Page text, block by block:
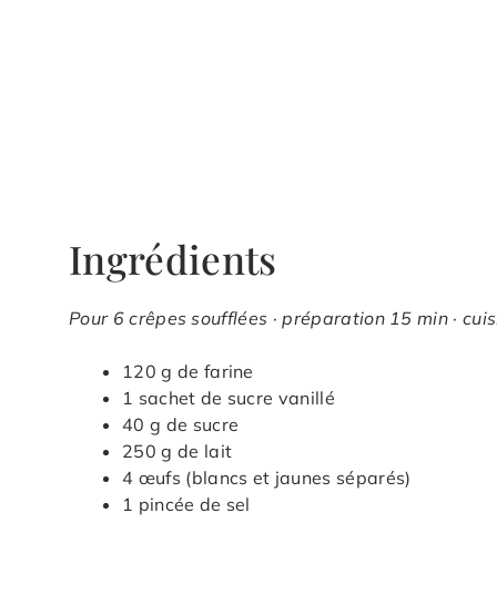
Ingrédients
Pour 6 crêpes soufflées · préparation 15 min ·
120 g de farine
1 sachet de sucre vanillé
40 g de sucre
250 g de lait
4 œufs (blancs et jaunes séparés)
1 pincée de sel